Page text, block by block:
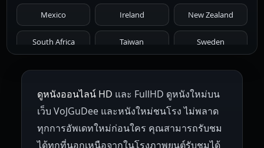
1966 1965 1964 1963 1962
1959 1955
1945 1942 1941 1940 1939
1937 1930
Mexico Ireland New Zealand
South Africa Taiwan Sweden
Netherlands Russia Poland
Hungary Denmark Bulgaria
Czech Republic Brazil Turkey
ดูหนังออนไลน์ HD และ FullHD ดูหนังใหม่บน
เว็บ VoJGuDee และหนังใหม่ชนโรง ไม่พลาด
ทุกการอัพเดทใหม่ก่อนใคร คุณสามารถรับชม
ได้ทุกที่นอกเหนือจากในโรงภาพยนต์รับชมได้